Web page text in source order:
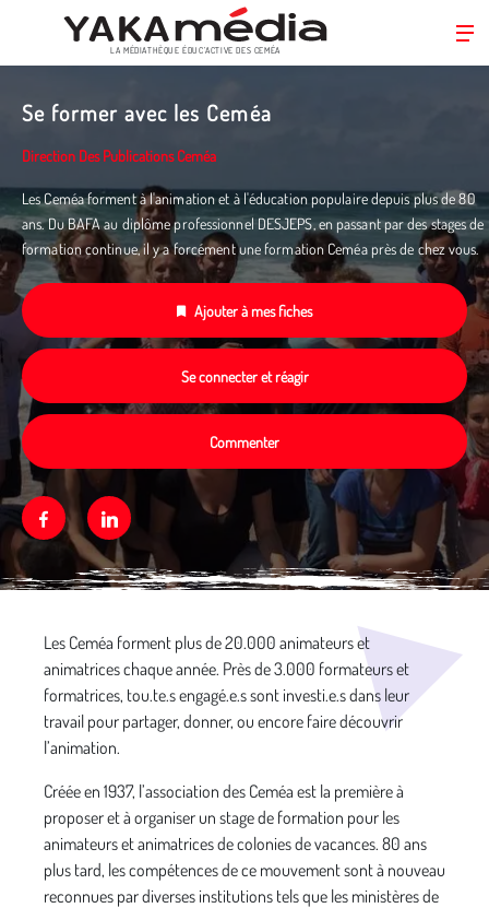
principal
LA MÉDIATHÈQUE ÉDUC’ACTIVE DES CEMÉA
Se former avec les Ceméa
Direction Des Publications Ceméa
Les Ceméa forment à l'animation et à l'éducation populaire depuis plus de 80
ans. Du BAFA au diplôme professionnel DESJEPS, en passant par des stages de
formation continue, il y a forcément une formation Ceméa près de chez vous.
Ajouter à mes fiches
Se connecter et réagir
Commenter
FacebookLinkedin
Les Ceméa forment plus de 20.000 animateurs et
animatrices chaque année. Près de 3.000 formateurs et
formatrices, tou.te.s engagé.e.s sont investi.e.s dans leur
travail pour partager, donner, ou encore faire découvrir
l’animation.
Créée en 1937, l’association des Ceméa est la première à
proposer et à organiser un stage de formation pour les
animateurs et animatrices de colonies de vacances. 80 ans
plus tard, les compétences de ce mouvement sont à nouveau
reconnues par diverses institutions tels que les ministères de